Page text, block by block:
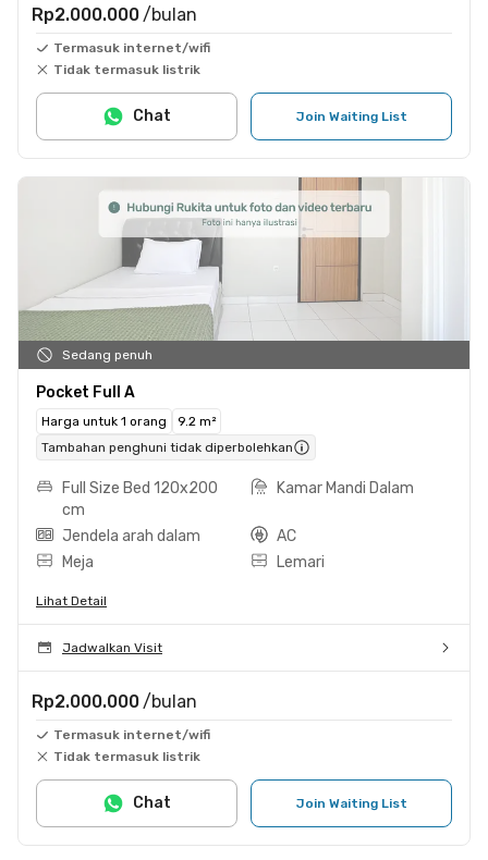
Rp2.000.000 /bulan
Termasuk internet/wifi
Tidak termasuk listrik
Join Waiting List
Chat
Sedang penuh
Pocket Full A
Harga untuk 1 orang
9.2 m²
Tambahan penghuni tidak diperbolehkan
Full Size Bed 120x200
cm
Kamar Mandi Dalam
Jendela arah dalam
AC
Meja
Lemari
Lihat Detail
Jadwalkan Visit
Rp2.000.000 /bulan
Termasuk internet/wifi
Tidak termasuk listrik
Join Waiting List
Chat